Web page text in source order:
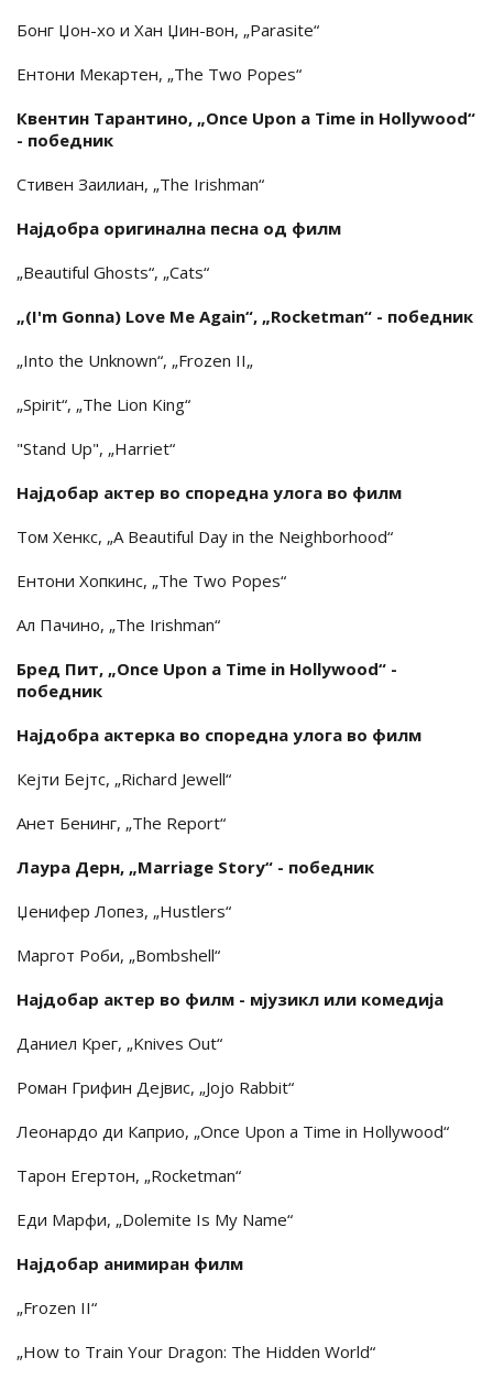
Бонг Џон-хо и Хан Џин-вон, „Parasite“
Ентони Мекартен, „The Two Popes“
Квентин Тарантино, „Once Upon a Time in Hollywood“
- победник
Стивен Заилиан, „The Irishman“
Најдобра оригинална песна од филм
„Beautiful Ghosts“, „Cats“
„(I'm Gonna) Love Me Again“, „Rocketman“ - победник
„Into the Unknown“, „Frozen II„
„Spirit“, „The Lion King“
"Stand Up", „Harriet“
Најдобар актер во споредна улога во филм
Том Хенкс, „A Beautiful Day in the Neighborhood“
Ентони Хопкинс, „The Two Popes“
Ал Пачино, „The Irishman“
Бред Пит, „Once Upon a Time in Hollywood“ -
победник
Најдобра актерка во споредна улога во филм
Кејти Бејтс, „Richard Jewell“
Анет Бенинг, „The Report“
Лаура Дерн, „Marriage Story“ - победник
Џенифер Лопез, „Hustlers“
Маргот Роби, „Bombshell“
Најдобар актер во филм - мјузикл или комедија
Даниел Крег, „Knives Out“
Роман Грифин Дејвис, „Jojo Rabbit“
Леонардо ди Каприо, „Once Upon a Time in Hollywood“
Тарон Егертон, „Rocketman“
Еди Марфи, „Dolemite Is My Name“
Најдобар анимиран филм
„Frozen II“
„How to Train Your Dragon: The Hidden World“